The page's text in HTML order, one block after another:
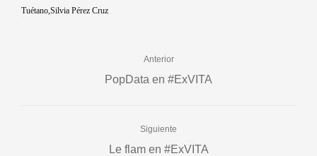
Tuétano Silvia Pérez Cruz
Anterior
PopData en #ExVITA
Siguiente
Le flam en #ExVITA